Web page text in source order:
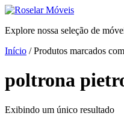
Ir
o
Explore nossa seleção de
Início / Produtos marcados
poltrona
Exibindo um único resultado